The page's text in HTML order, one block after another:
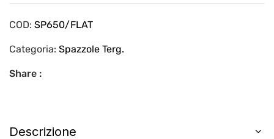
COD: SP650/FLAT
Categoria: Spazzole Terg.
Share :
Descrizione